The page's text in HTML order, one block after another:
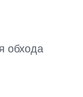
обхода